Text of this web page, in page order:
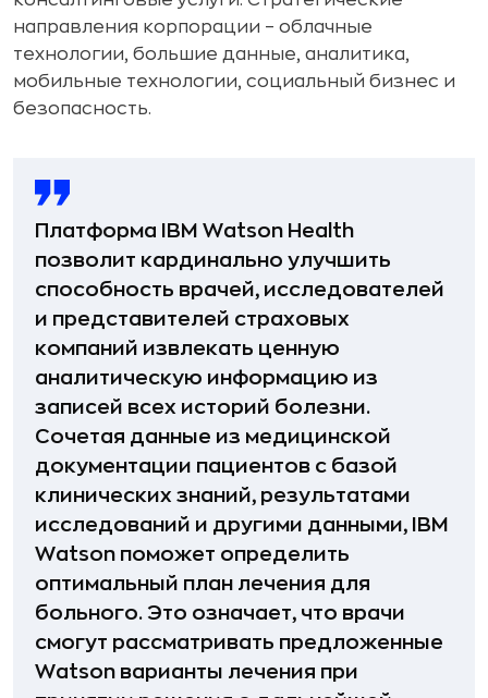
направления корпорации – облачные
технологии, большие данные, аналитика,
мобильные технологии, социальный бизнес и
безопасность.
Платформа IBM Watson Health
позволит кардинально улучшить
способность врачей, исследователей
и представителей страховых
компаний извлекать ценную
аналитическую информацию из
записей всех историй болезни.
Сочетая данные из медицинской
документации пациентов с базой
клинических знаний, результатами
исследований и другими данными, IBM
Watson поможет определить
оптимальный план лечения для
больного. Это означает, что врачи
смогут рассматривать предложенные
Watson варианты лечения при